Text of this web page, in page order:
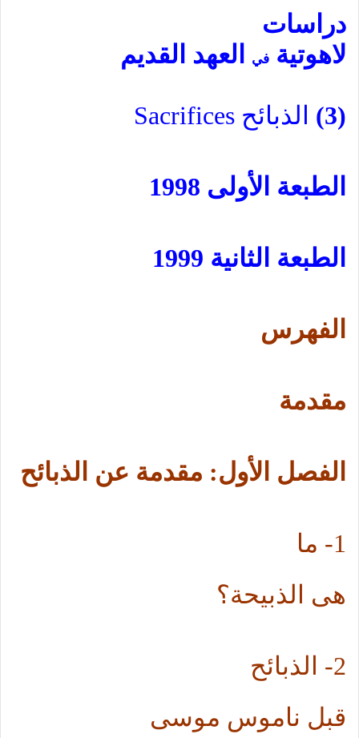
دراسات
لاهوتية في العهد القديم
(3) الذبائح Sacrifices
الطبعة الأولى 1998
الطبعة الثانية 1999
الفهرس
مقدمة
الفصل الأول: مقدمة عن الذبائح
1-
ما
هى الذبيحة؟
2-
الذبائح
قبل ناموس موسى